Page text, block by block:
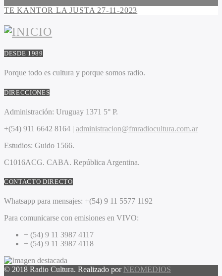
TE KANTOR LA JUSTA 27-11-2023
DESDE 1989
Porque todo es cultura y porque somos radio.
DIRECCIONES
Administración: Uruguay 1371 5° P.
+(54) 911 6642 8164 | administracion@fmradiocultura.com.ar
Estudios: Guido 1566.
C1016ACG. CABA. República Argentina.
CONTACTO DIRECTO
Whatsapp para mensajes: +(54) 9 11 5577 1192
Para comunicarse con emisiones en VIVO:
+ (54) 9 11 3987 4117
+ (54) 9 11 3987 4118
© 2018 Radio Cultura. Realizado por NEOMEDIOS